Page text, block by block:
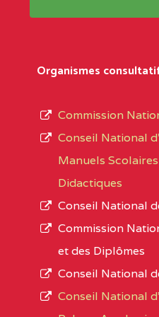
Noms
Localité
Région
EXTREME-
L’offre
suit :
1950
895 CES
1055
72
Organismes
Commission
Conseil National
Manuels
Didactiques
Conseil National
Commission
et des Diplômes
Conseil National
Conseil National